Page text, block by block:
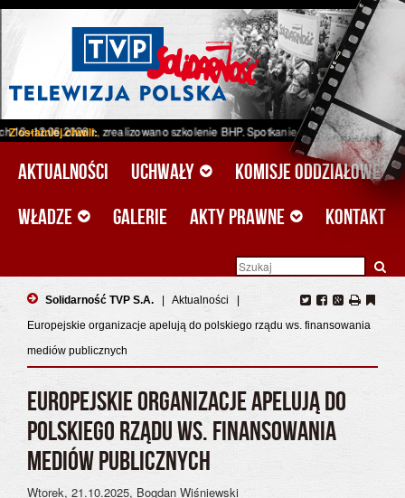
Z ostatniej chwili:
r., zrealizowano szkolenie BHP. Spotkanie odbyło się w ramach projektu
Aktualności Uchwały
Komisje oddziałowe
Władze
Galerie Akty prawne Kontakt
Solidarność TVP S.A. Aktualności
Europejskie organizacje apelują do polskiego rządu ws. finansowania
mediów publicznych
EUROPEJSKIE ORGANIZACJE APELUJĄ DO
POLSKIEGO RZĄDU WS. FINANSOWANIA
MEDIÓW PUBLICZNYCH
Wtorek, 21.10.2025, Bogdan Wiśniewski